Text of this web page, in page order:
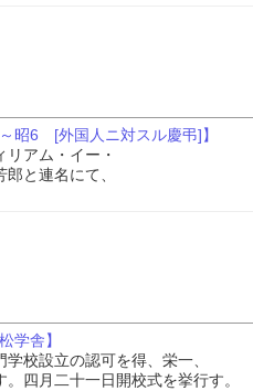
昭6 [外国人ニ対スル慶弔]】
アム・イー・
と連名にて、
学舎】
校設立の認可を得、栄一、
四月二十一日開校式を挙行す。